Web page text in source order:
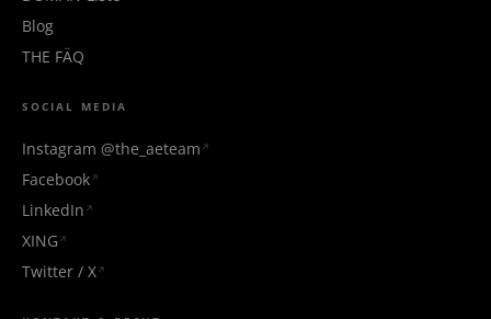
Blog
THE FÄQ
SOCIAL MEDIA
Instagram @the_aeteam
Facebook
LinkedIn
XING
Twitter / X